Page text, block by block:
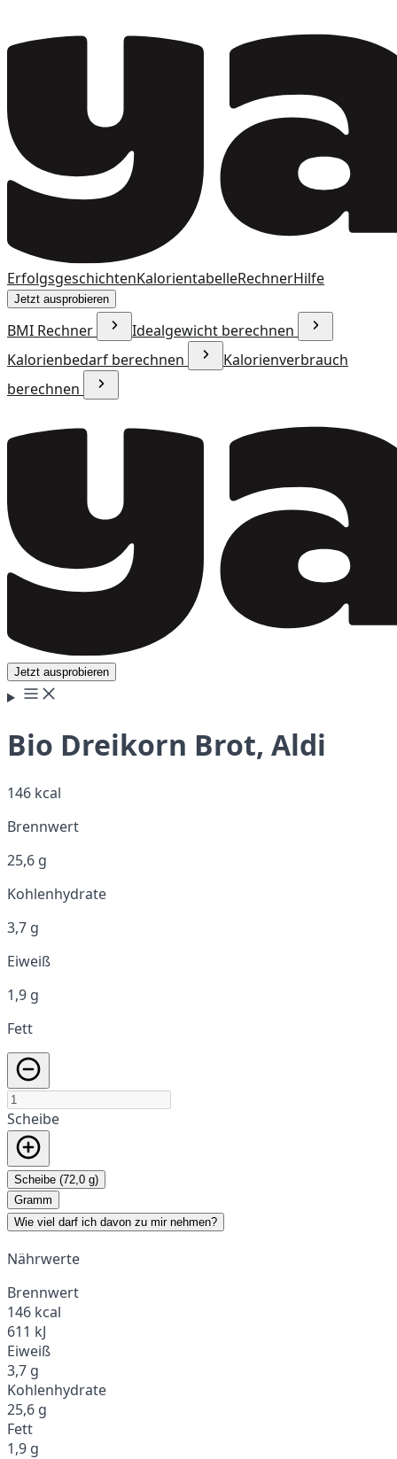
ErfolgsgeschichtenKalorientabelleRechnerHilfe
Jetzt ausprobieren
BMI Rechner
Idealgewicht berechnen
Kalorienbedarf berechnen
Kalorienverbrauch
berechnen
Jetzt ausprobieren
Bio Dreikorn Brot, Aldi
146 kcal
Brennwert
25,6 g
Kohlenhydrate
3,7 g
Eiweiß
1,9 g
Fett
Scheibe
Scheibe (72,0 g)
Gramm
Wie viel darf ich davon zu mir nehmen?
Nährwerte
Brennwert
146 kcal
611 kJ
Eiweiß
3,7 g
Kohlenhydrate
25,6 g
Fett
1,9 g